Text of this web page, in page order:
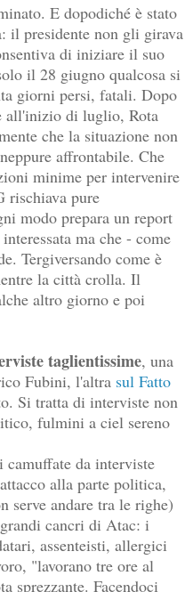
E dopodiché è stato
il presidente non gli girava
di iniziare il suo
il 28 giugno qualcosa si
giorni persi, fatali. Dopo
all'inizio di luglio, Rota
che la situazione non
affrontabile. Che
minime per intervenire
rischiava pure
modo prepara un report
ma che - come
Tergiversando come è
la città crolla. Il
altro giorno e poi
taglientissime, una
Fubini, l'altra sul Fatto
Si tratta di interviste non
fulmini a ciel sereno
da interviste
alla parte politica,
serve andare tra le righe)
cancri di Atac: i
assenteisti, allergici
"lavorano tre ore al
sprezzante. Facendoci